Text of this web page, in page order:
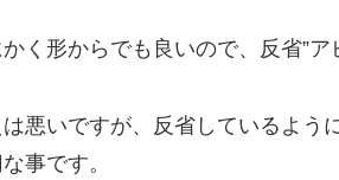
く形からでも良いので、反省”ア
悪いですが、反省しているよう
事です。